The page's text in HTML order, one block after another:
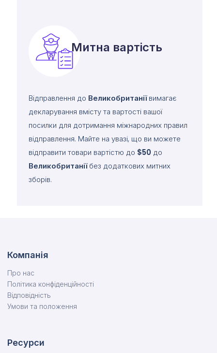
Митна вартість
Відправлення до Великобританіївимагає
декларування вмісту та вартості вашої
посилки для дотримання міжнародних правил
відправлення. Майте на увазі, що ви можете
відправити товари вартістю до $50 до
Великобританіїбез додаткових митних
зборів.
Компанія
Про нас
Політика конфіденційності
Відповідність
Умови та положення
Ресурси